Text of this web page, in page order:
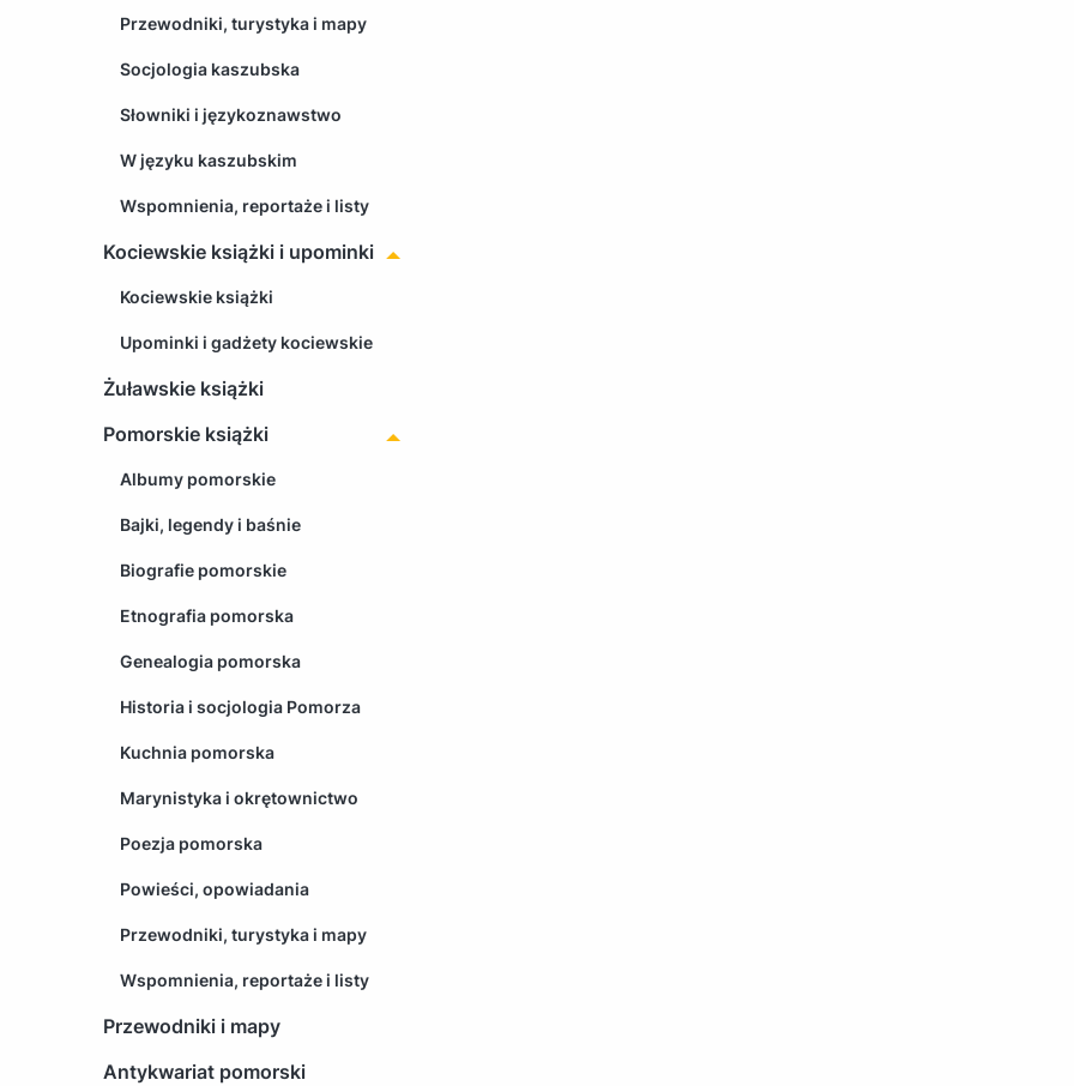
Przewodniki, turystyka i mapy
Socjologia kaszubska
Słowniki i językoznawstwo
W języku kaszubskim
Wspomnienia, reportaże i listy
Kociewskie książki i upominki
Kociewskie książki
Upominki i gadżety kociewskie
Żuławskie książki
Pomorskie książki
Albumy pomorskie
Bajki, legendy i baśnie
Biografie pomorskie
Etnografia pomorska
Genealogia pomorska
Historia i socjologia Pomorza
Kuchnia pomorska
Marynistyka i okrętownictwo
Poezja pomorska
Powieści, opowiadania
Przewodniki, turystyka i mapy
Wspomnienia, reportaże i listy
Przewodniki i mapy
Antykwariat pomorski